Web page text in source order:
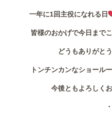
作業事例
一年に1回主役になれる日
皆様のおかげで今日まで
どうもありがと
トンチンカンなショール
今後ともよろしく
・